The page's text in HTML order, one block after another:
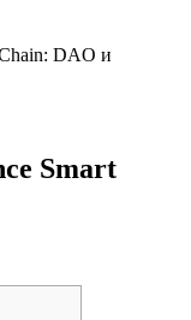
DAO и
Smart